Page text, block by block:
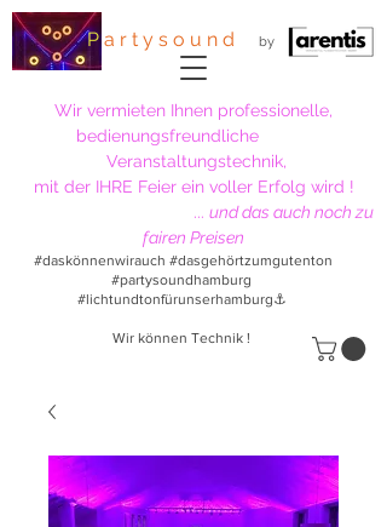
P a r t y s o u n d by
Wir vermieten Ihnen professionelle,
bedienungsfreundliche
Veranstaltungstechnik,
mit der IHRE Feier ein voller Erfolg wird !
... und das auch noch zu
fairen Preisen
#daskönnenwirauch #dasgehörtzumgutenton
#partysoundhamburg
#lichtundtonfürunserhamburg⚓
Wir können Technik !